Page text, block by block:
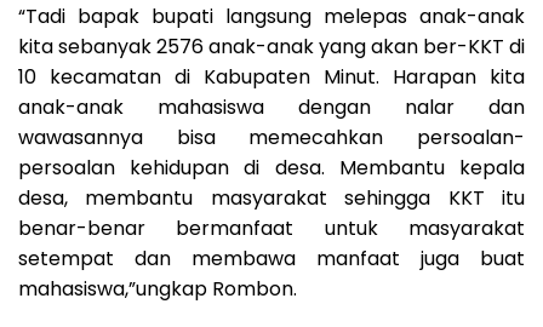
“Tadi bapak bupati langsung melepas anak-anak
kita sebanyak 2576 anak-anak yang akan ber-KKT di
10 kecamatan di Kabupaten Minut. Harapan kita
anak-anak mahasiswa dengan nalar dan
wawasannya bisa memecahkan persoalan-
persoalan kehidupan di desa. Membantu kepala
desa, membantu masyarakat sehingga KKT itu
benar-benar bermanfaat untuk masyarakat
setempat dan membawa manfaat juga buat
mahasiswa,”ungkap Rombon.